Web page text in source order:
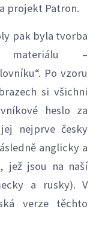
projekt Patron.
pak byla tvorba
materiálu –
Po vzoru
si všichni
heslo za
nejprve česky
anglicky a
jež jsou na naší
a rusky). V
verze těchto